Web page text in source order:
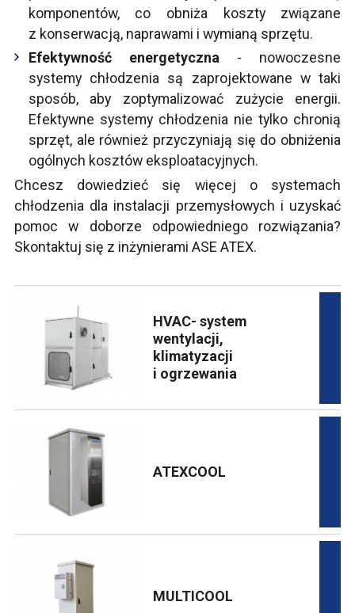
komponentów, co obniża koszty związane
z konserwacją, naprawami i wymianą sprzętu.
Efektywność energetyczna - nowoczesne
systemy chłodzenia są zaprojektowane w taki
sposób, aby zoptymalizować zużycie energii.
Efektywne systemy chłodzenia nie tylko chronią
sprzęt, ale również przyczyniają się do obniżenia
ogólnych kosztów eksploatacyjnych.
Chcesz dowiedzieć się więcej o systemach
chłodzenia dla instalacji przemysłowych i uzyskać
pomoc w doborze odpowiedniego rozwiązania?
Skontaktuj się z inżynierami ASE ATEX.
HVAC- system
wentylacji,
klimatyzacji
i ogrzewania
ATEXCOOL
MULTICOOL